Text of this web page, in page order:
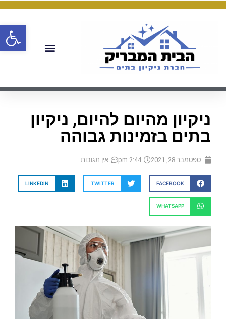
ניקיון מהיום להיום, ניקיון
בתים בזמינות גבוהה
ספטמבר 28, 2021 2:44 pm אין תגובות
FACEBOOK
TWITTER
LINKEDIN
WHATSAPP